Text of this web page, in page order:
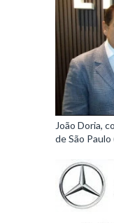
João Doria,
de São